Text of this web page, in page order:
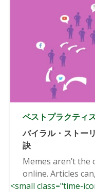
ベストプラクティ
バイラル・ストー
訣
Memes aren’t
online. Articles
<small class="time-